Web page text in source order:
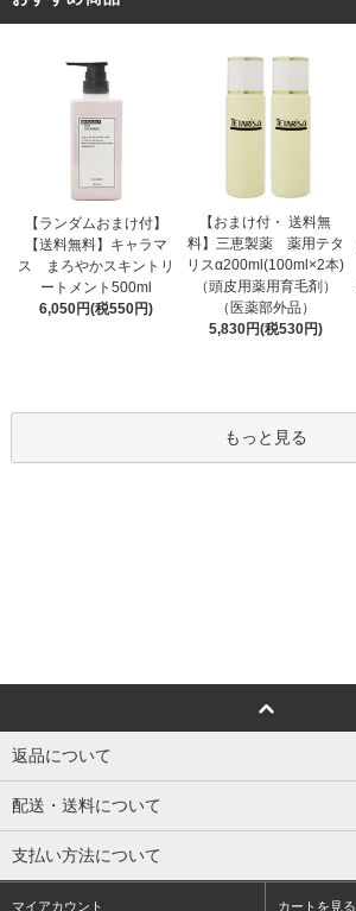
【ランダムおまけ付】
【送料無料】キャラマ
ス まろやかスキントリ
ートメント500ml
6,050円(税550円)
【おまけ付・ 送料無
料】三恵製薬 薬用テタ
リスα200ml(100ml×2本)
（頭皮用薬用育毛剤）
（医薬部外品）
5,830円(税530円)
もっと見る
返品について
配送・送料について
支払い方法について
マイアカウント カートを見る